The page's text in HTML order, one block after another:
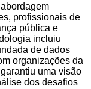
profissionais de
pública e
incluiu
de dados
organizações da
uma visão
dos desafios